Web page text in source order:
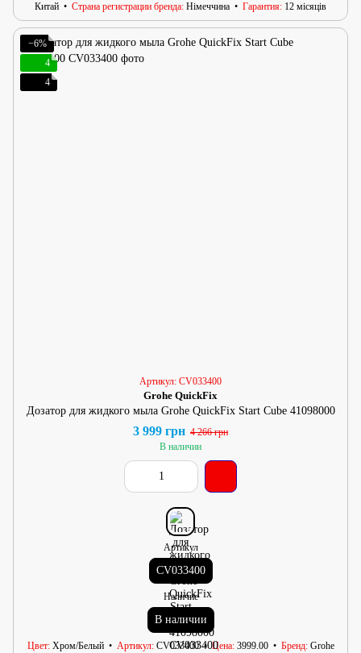
Китай
Страна регистрации бренда Німеччина Гарантия 12 місяців
−6%
4
4
Артикул: CV033400
Grohe QuickFix
Дозатор для жидкого мыла Grohe QuickFix Start Cube 41098000
3 999 грн 4 266 грн
В наличии
Артикул
CV033400
Наличие
В наличии
Цвет Хром/Белый Артикул CV033400 Цена 3999.00 Бренд Grohe